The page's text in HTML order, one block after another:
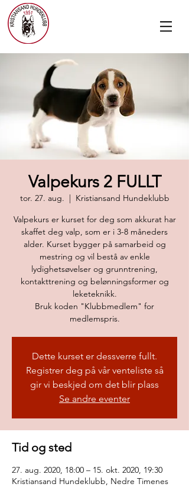
Valpekurs 2 FULLT
tor. 27. aug.
  |
Kristiansand Hundeklubb
Valpekurs er kurset for deg som akkurat har
skaffet deg valp, som er i 3-8 måneders
alder. Kurset bygger på samarbeid og
mestring og vil bestå av enkle
lydighetsøvelser og grunntrening,
kontakttrening og belønningsformer og
leketeknikk.
Bruk koden "Klubbmedlem" for
medlemspris.
Dette kurset er dessverre fullt.
Registrer deg på vår venteliste så
gir vi beskjed om det blir plass
Se andre eventer
Tid og sted
27. aug. 2020, 18:00 – 15. okt. 2020, 19:30
Kristiansand Hundeklubb, Nedre Timenes